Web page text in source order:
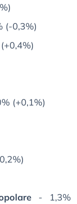
(-0,3%)
(+0,1%)
- 1,3%